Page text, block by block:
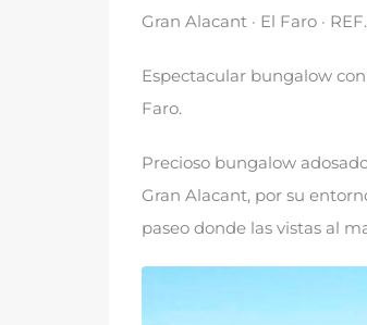
Gran Alacant · El Faro · REF
Espectacular bungalow
Faro.
Precioso bungalow
Gran Alacant, por su
paseo donde las vistas al